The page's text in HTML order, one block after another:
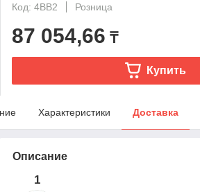
Код: 4BB2
Розница
87 054,66 ₸
Купить
Характеристики Доставка
Описание
1